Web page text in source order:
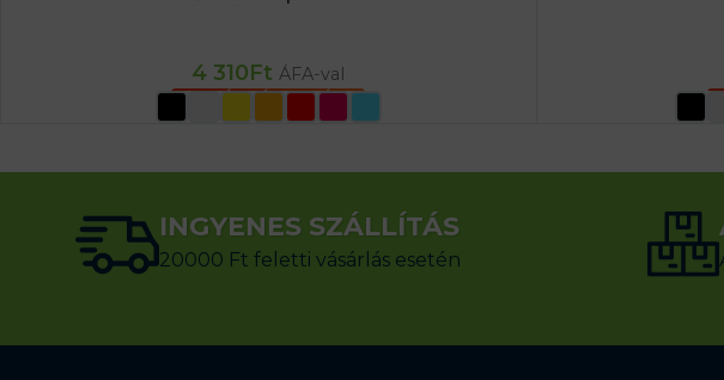
4 310Ft ÁFA-val
OPCIÓK VÁLASZTÁSA
INGYENES SZÁLLÍTÁS
20000 Ft feletti vásárlás esetén